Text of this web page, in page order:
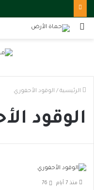
بحث
الرئيسية / الوقود الأحفوري
الوقود
منذ 7 أيام 76